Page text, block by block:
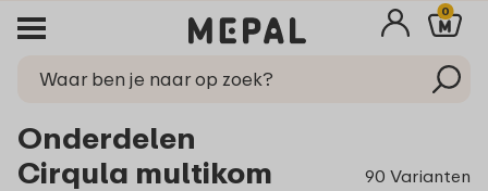
0
Onderdelen
Cirqula multikom
90 Varianten